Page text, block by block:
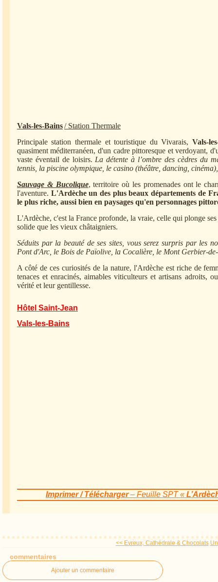
Vals-les-Bains/ Station Thermale
Principale station thermale et touristique du Vivarais, Vals-
quasiment méditerranéen, d'un cadre pittoresque et verdoyant,
vaste éventail de loisirs. La détente à l’ombre des cèdres du
tennis, la piscine olympique, le casino (théâtre, dancing,
Sauvage & Bucolique, territoire où les promenades ont le
l'aventure. L'Ardèche un des plus beaux départements de
le plus riche, aussi bien en paysages qu'en personnages
L'Ardèche, c'est la France profonde, la vraie, celle qui plonge ses
solide que les vieux châtaigniers.
Séduits par la beauté de ses sites, vous serez surpris par les
Pont d'Arc, le Bois de Païolive, la Cocalière, le Mont Gerbier-
A côté de ces curiosités de la nature, l'Ardèche est riche de
tenaces et enracinés, aimables viticulteurs et artisans adroits,
vérité et leur gentillesse.
Hôtel Saint-Jean
Vals-les-Bains
Imprimer / Télécharger– Feuille SPT «
<< Evreux, Cathédrale & Chocolats
commentaires
Ajouter un commentaire